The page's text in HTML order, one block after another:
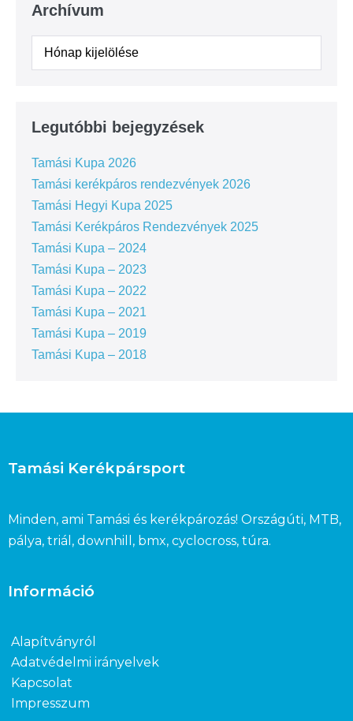
Archívum
Legutóbbi bejegyzések
Tamási Kupa 2026
Tamási kerékpáros rendezvények 2026
Tamási Hegyi Kupa 2025
Tamási Kerékpáros Rendezvények 2025
Tamási Kupa – 2024
Tamási Kupa – 2023
Tamási Kupa – 2022
Tamási Kupa – 2021
Tamási Kupa – 2019
Tamási Kupa – 2018
Tamási Kerékpársport
Minden, ami Tamási és kerékpározás! Országúti, MTB,
pálya, triál, downhill, bmx, cyclocross, túra.
Információ
Alapítványról
Adatvédelmi irányelvek
Kapcsolat
Impresszum